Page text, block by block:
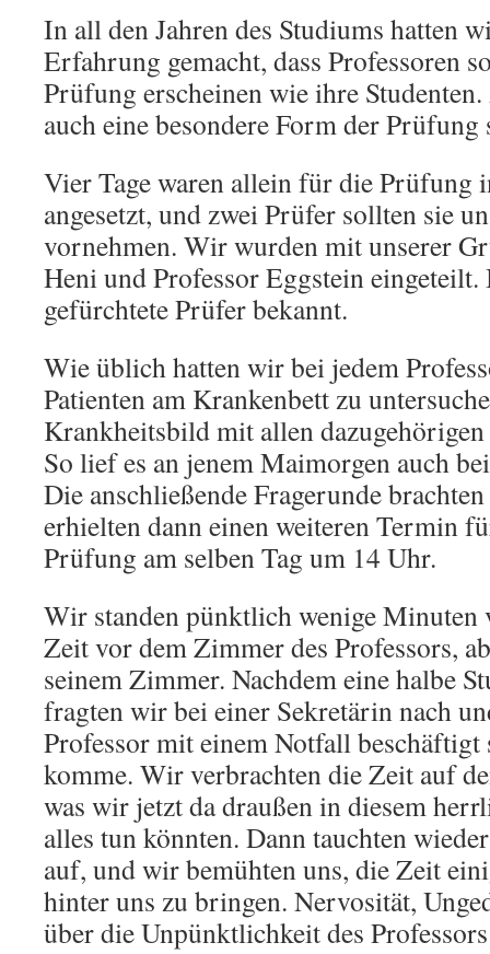
In all den Jahren des Studiums hatten
Erfahrung gemacht, dass Professoren
Prüfung erscheinen wie ihre
auch eine besondere Form der Prüfung
Vier Tage waren allein für die Prüfung
angesetzt, und zwei Prüfer sollten sie
vornehmen. Wir wurden mit unserer
Heni und Professor Eggstein eingeteilt.
gefürchtete Prüfer bekannt.
Wie üblich hatten wir bei jedem
Patienten am Krankenbett zu
Krankheitsbild mit allen dazugehörigen
So lief es an jenem Maimorgen auch
Die anschließende Fragerunde
erhielten dann einen weiteren Termin
Prüfung am selben Tag um 14 Uhr.
Wir standen pünktlich wenige Minuten
Zeit vor dem Zimmer des Professors,
seinem Zimmer. Nachdem eine halbe
fragten wir bei einer Sekretärin nach
Professor mit einem Notfall
komme. Wir verbrachten die Zeit auf
was wir jetzt da draußen in diesem
alles tun könnten. Dann tauchten
auf, und wir bemühten uns, die Zeit
hinter uns zu bringen. Nervosität,
über die Unpünktlichkeit des